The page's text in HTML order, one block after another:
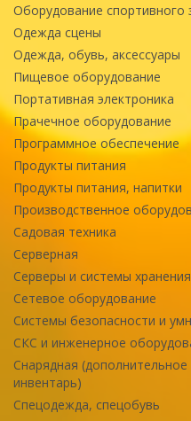
Оборудование спортивного
Одежда сцены
Одежда, обувь, аксессуары
Пищевое оборудование
Портативная электроника
Прачечное оборудование
Программное обеспечение
Продукты питания
Продукты питания, напитки
Производственное
Садовая техника
Серверная
Серверы и системы
Сетевое оборудование
Системы безопасности и
СКС и инженерное
Снарядная
инвентарь)
Спецодежда, спецобувь